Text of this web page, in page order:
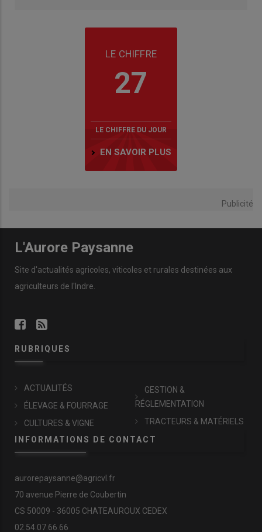
LE CHIFFRE
27
LE CHIFFRE DU JOUR
EN SAVOIR PLUS
Publicité
L'Aurore Paysanne
Site d'actualités agricoles, viticoles et rurales destinées aux
agriculteurs de l'Indre.
RUBRIQUES
ACTUALITÉS
ÉLEVAGE & FOURRAGE
CULTURES & VIGNE
GESTION &
RÉGLEMENTATION
TRACTEURS & MATÉRIELS
INFORMATIONS DE CONTACT
aurorepaysanne@agricvl.fr
70 avenue Pierre de Coubertin
CS 50009 - 36005 CHATEAUROUX CEDEX
02.54.07.66.66